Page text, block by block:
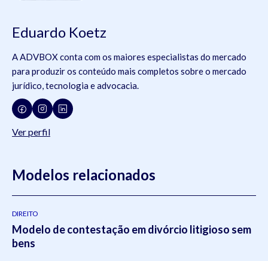
Eduardo Koetz
A ADVBOX conta com os maiores especialistas do mercado
para produzir os conteúdo mais completos sobre o mercado
jurídico, tecnologia e advocacia.
Ver perfil
Modelos relacionados
DIREITO
Modelo de contestação em divórcio litigioso sem
bens